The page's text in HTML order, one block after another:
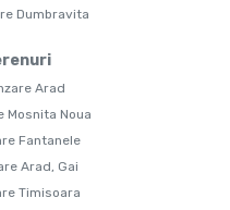
Dumbravita
Arad
Mosnita Noua
Fantanele
Arad, Gai
Timisoara